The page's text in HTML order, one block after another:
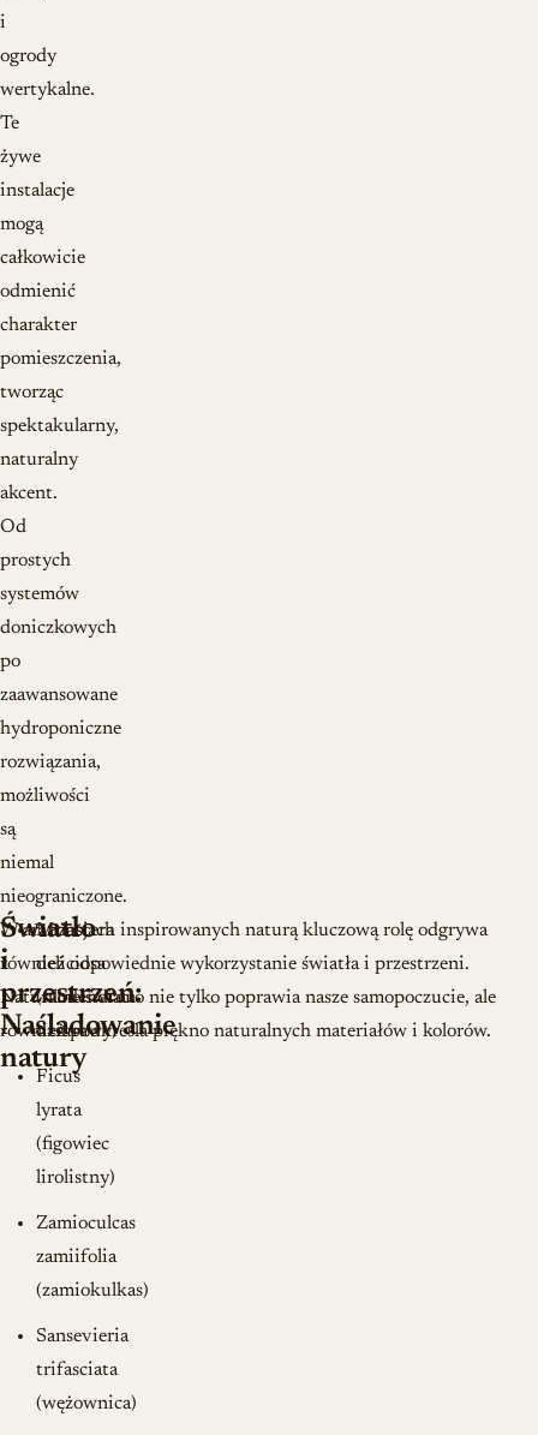
i
ogrody
wertykalne.
Te
żywe
instalacje
mogą
całkowicie
odmienić
charakter
pomieszczenia,
tworząc
spektakularny,
naturalny
akcent.
Od
prostych
systemów
doniczkowych
po
zaawansowane
hydroponiczne
rozwiązania,
możliwości
są
niemal
nieograniczone.
Monstera
deliciosa
(filodendron
dziurawy)
Ficus
lyrata
(figowiec
lirolistny)
Zamioculcas
zamiifolia
(zamiokulkas)
Sansevieria
trifasciata
(wężownica)
Światło
i
przestrzeń:
Naśladowanie
natury
W aranżacjach inspirowanych naturą kluczową rolę odgrywa
również odpowiednie wykorzystanie światła i przestrzeni.
Naturalne światło nie tylko poprawia nasze samopoczucie, ale
również podkreśla piękno naturalnych materiałów i kolorów.